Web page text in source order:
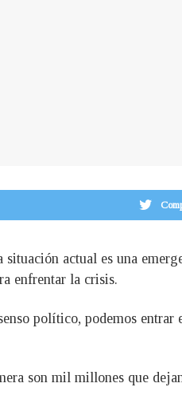
actual es una
enfrentar la crisis.
político, podemos
son mil millones que